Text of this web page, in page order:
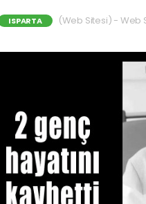
ISPARTA (Web Sitesi) - Web